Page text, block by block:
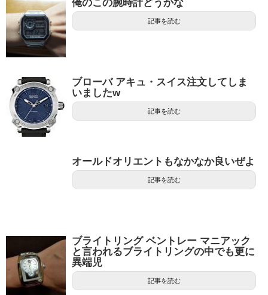
俺のこの腕時計どうかな
記事を読む
ブローバ アキュ・スイス注文してしま
いましたw
記事を読む
オールドオリエントもなかなか良いぜよ
記事を読む
ブライトリング ベントレー マニアック
と言われるブライトリングの中でも更に
異端児
記事を読む